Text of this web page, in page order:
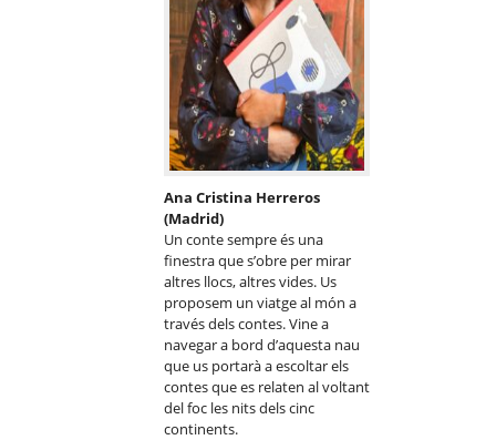
Ana Cristina Herreros
(Madrid)
Un conte sempre és una
finestra que s’obre per mirar
altres llocs, altres vides. Us
proposem un viatge al món a
través dels contes. Vine a
navegar a bord d’aquesta nau
que us portarà a escoltar els
contes que es relaten al voltant
del foc les nits dels cinc
continents.